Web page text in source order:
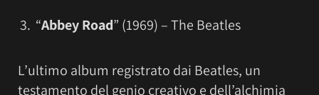
“Abbey Road” (1969) – The Beatles
L’ultimo album registrato dai Beatles, un
testamento del genio creativo e dell’alchimia